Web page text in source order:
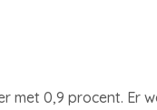
met 0,9 procent. Er